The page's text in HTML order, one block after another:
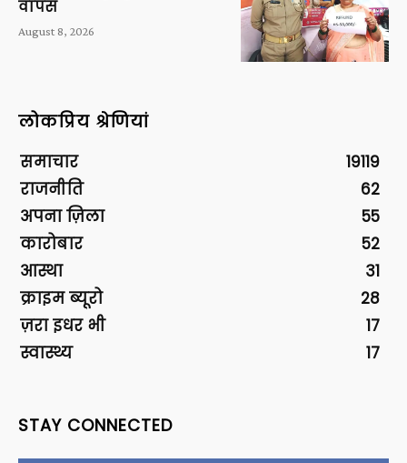
वापस
August 8, 2026
लोकप्रिय श्रेणियां
समाचार
19119
राजनीति
62
अपना ज़िला
55
कारोबार
52
आस्था
31
क्राइम ब्यूरो
28
ज़रा इधर भी
17
स्वास्थ्य
17
STAY CONNECTED